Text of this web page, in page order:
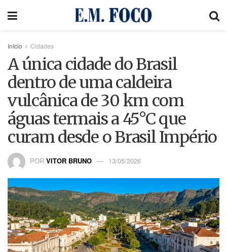
Início Cidades
A única cidade do Brasil
dentro de uma caldeira
vulcânica de 30 km com
águas termais a 45°C que
curam desde o Brasil Império
POR VITOR BRUNO 13/05/2026